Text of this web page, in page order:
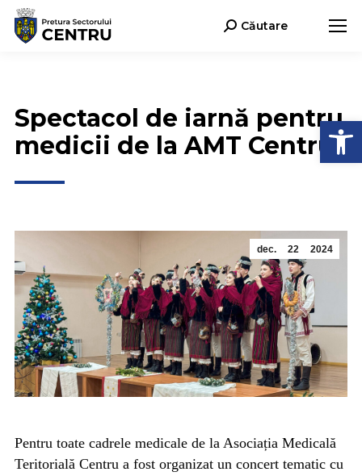
Search:Căutare
Spectacol de iarnă pentru
medicii de la AMT Centru
dec. 22 2024
Pentru toate cadrele medicale de la Asociația Medicală
Teritorială Centru a fost organizat un concert tematic cu